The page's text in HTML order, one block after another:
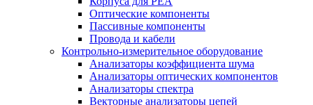
Оптические компоненты
Пассивные компоненты
Провода и кабели
Контрольно-измерительное оборудование
Анализаторы коэффициента шума
Анализаторы оптических компонентов
Анализаторы спектра
Векторные анализаторы цепей